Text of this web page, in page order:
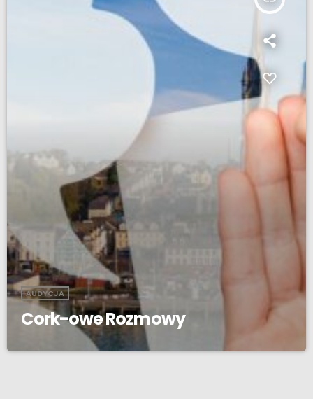
AUDYCJA
Cork-owe Rozmowy